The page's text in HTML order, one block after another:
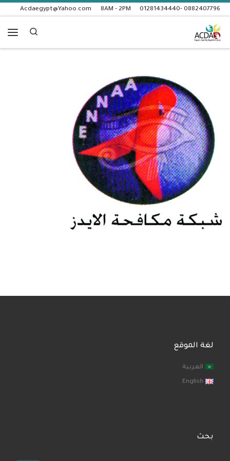
Skip to content
0882407796 -01281434440
8AM - 2PM
Acdaegypt@Yahoo.com
Search
لغة الموقع
العربية
English
بحث